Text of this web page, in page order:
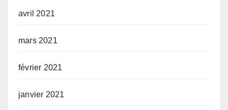
avril 2021
mars 2021
février 2021
janvier 2021